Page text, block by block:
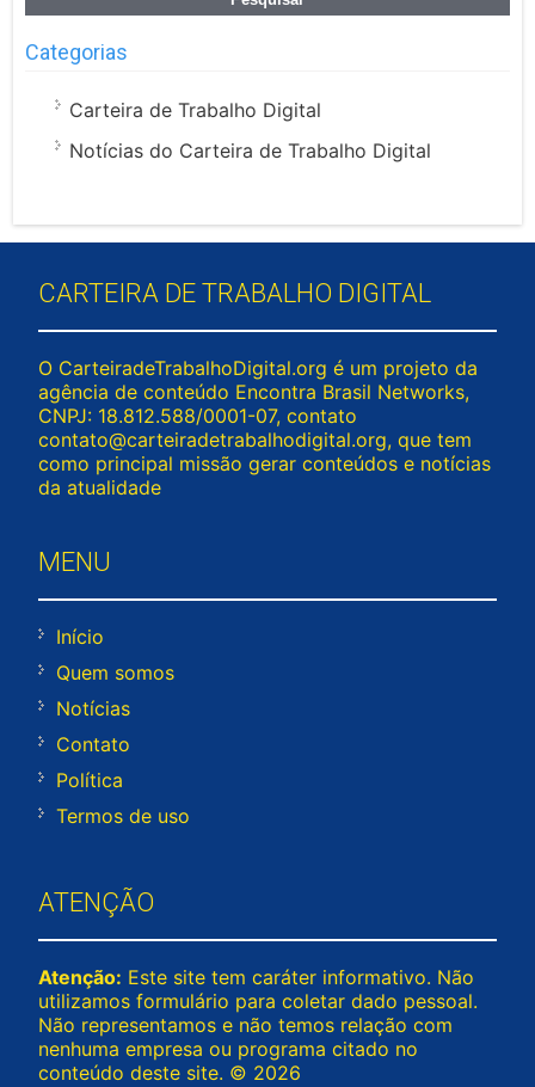
Categorias
Carteira de Trabalho Digital
Notícias do Carteira de Trabalho Digital
CARTEIRA DE TRABALHO DIGITAL
O CarteiradeTrabalhoDigital.org é um projeto da
agência de conteúdo Encontra Brasil Networks,
CNPJ: 18.812.588/0001-07, contato
contato@carteiradetrabalhodigital.org, que tem
como principal missão gerar conteúdos e notícias
da atualidade
MENU
Início
Quem somos
Notícias
Contato
Política
Termos de uso
ATENÇÃO
Atenção: Este site tem caráter informativo. Não
utilizamos formulário para coletar dado pessoal.
Não representamos e não temos relação com
nenhuma empresa ou programa citado no
conteúdo deste site. © 2026